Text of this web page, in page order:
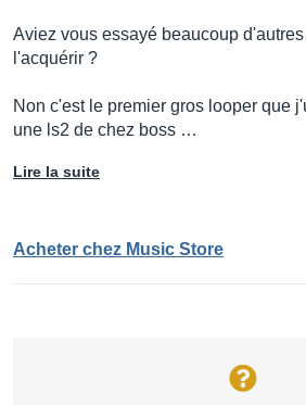
Aviez vous essayé beaucoup
l'acquérir ?
Non c'est le premier gros looper que
une ls2 de chez boss …
Lire la suite
Acheter chez Music Store